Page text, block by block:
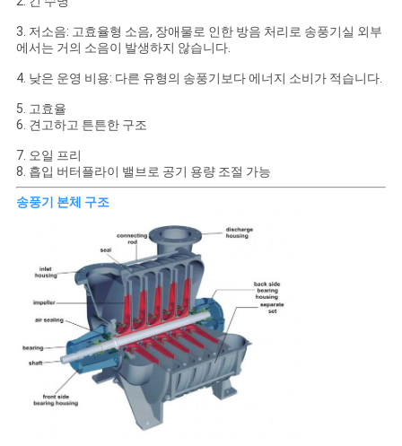
사
이
트
맵
3. 저소음: 고효율형 소음, 장애물로 인한 방음 처리로 송풍기실 외부
에서는 거의 소음이 발생하지 않습니다.
4. 낮은 운영 비용: 다른 유형의 송풍기보다 에너지 소비가 적습니다.
5. 고효율
6. 견고하고 튼튼한 구조
7. 오일 프리
8. 흡입 버터플라이 밸브로 공기 용량 조절 가능
송풍기 본체 구조